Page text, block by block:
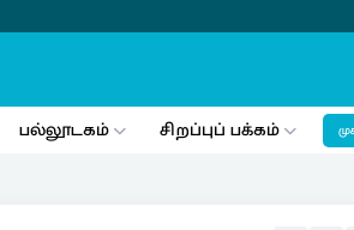
பல்லூடகம் சிறப்புப் பக்கம்